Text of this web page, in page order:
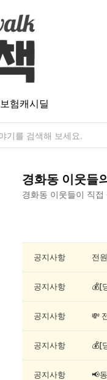
보험캐시딜
경화동 이웃들
경화동 이웃들이 직접
동
공지사항
공지사항
공지사항
공지사항
공지사항 📢